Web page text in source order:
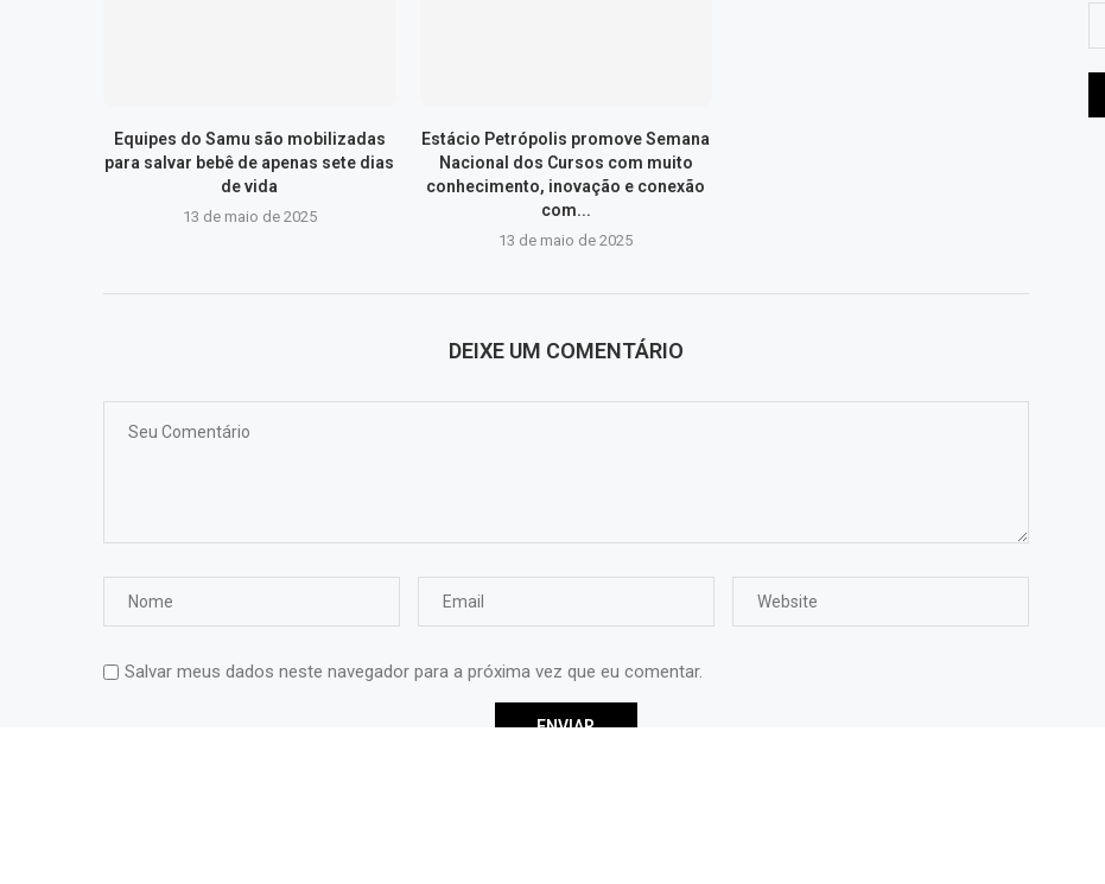
Equipes do Samu são mobilizadas
para salvar bebê de apenas sete dias
de vida
13 de maio de 2025
Estácio Petrópolis promove Semana
Nacional dos Cursos com muito
conhecimento, inovação e conexão
com...
13 de maio de 2025
DEIXE UM COMENTÁRIO
Salvar meus dados neste navegador para a próxima vez que eu comentar.